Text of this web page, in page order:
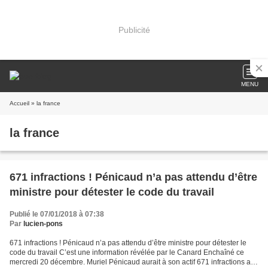
Publicité
MENU
Accueil » la france
la france
671 infractions ! Pénicaud n’a pas attendu d’être
ministre pour détester le code du travail
Publié le 07/01/2018 à 07:38
Par lucien-pons
671 infractions ! Pénicaud n’a pas attendu d’être ministre pour détester le
code du travail C’est une information révélée par le Canard Enchaîné ce
mercredi 20 décembre. Muriel Pénicaud aurait à son actif 671 infractions au